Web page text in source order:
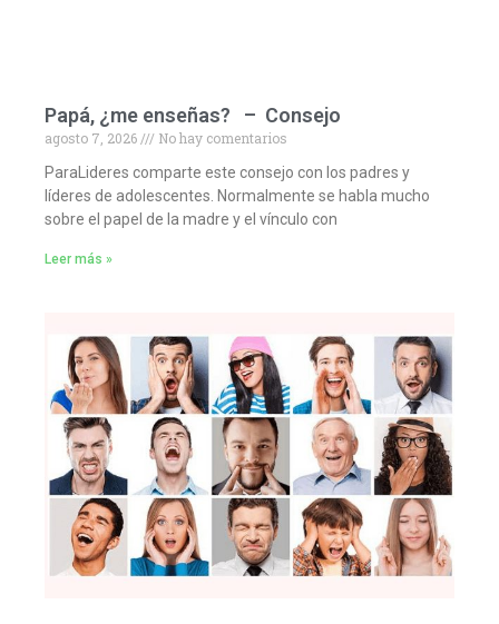
Papá, ¿me enseñas? – Consejo
agosto 7, 2026
No hay comentarios
ParaLideres comparte este consejo con los padres y
líderes de adolescentes. Normalmente se habla mucho
sobre el papel de la madre y el vínculo con
Leer más »